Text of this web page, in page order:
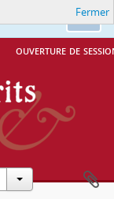
Ok
ouverture de
Fermer